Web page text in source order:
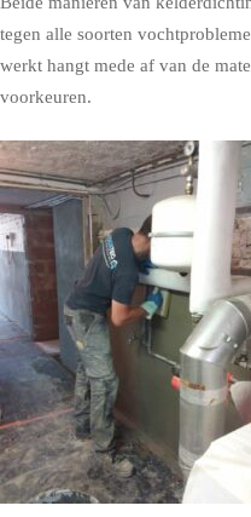
tegen alle soorten
werkt hangt mede af van de
voorkeuren.